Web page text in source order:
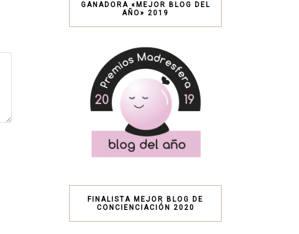
GANADORA «MEJOR BLOG DEL
AÑO» 2019
FINALISTA MEJOR BLOG DE
CONCIENCIACIÓN 2020